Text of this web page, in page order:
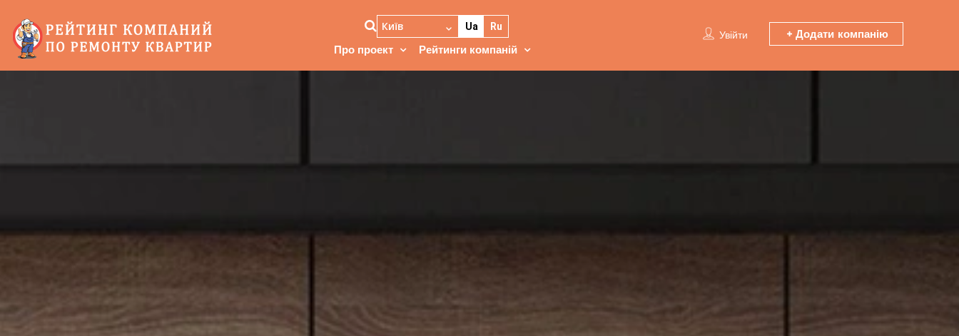
Київ Ua Ru
Про проект Рейтинги компаній
Увійти Додати компанію